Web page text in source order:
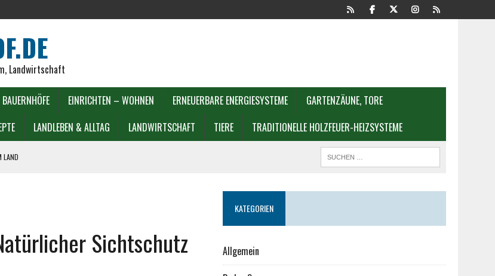
Landwirtschaft
BAUERNHÖFE EINRICHTEN – WOHNEN ERNEUERBARE ENERGIESYSTEME
GARTENZÄUNE, TORE
LANDLEBEN & ALLTAG LANDWIRTSCHAFT TIERE TRADITIONELLE HOLZFEUER-HEIZSYSTEME
LAND
Sichtschutz
KATEGORIEN
Allgemein